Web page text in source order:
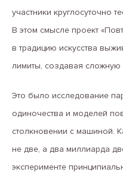
участники круглосуточно
В этом смысле проект
в традицию искусства
лимиты, создавая
Это было исследование
одиночества и моделей
столкновении с машиной.
не две, а два миллиарда
эксперименте